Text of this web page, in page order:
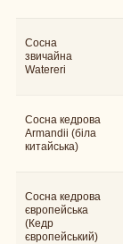
Сосна
звичайна
Watereri
Сосна кедрова
Armandii (біла
китайська)
Сосна кедрова
європейська
(Кедр
європейський)